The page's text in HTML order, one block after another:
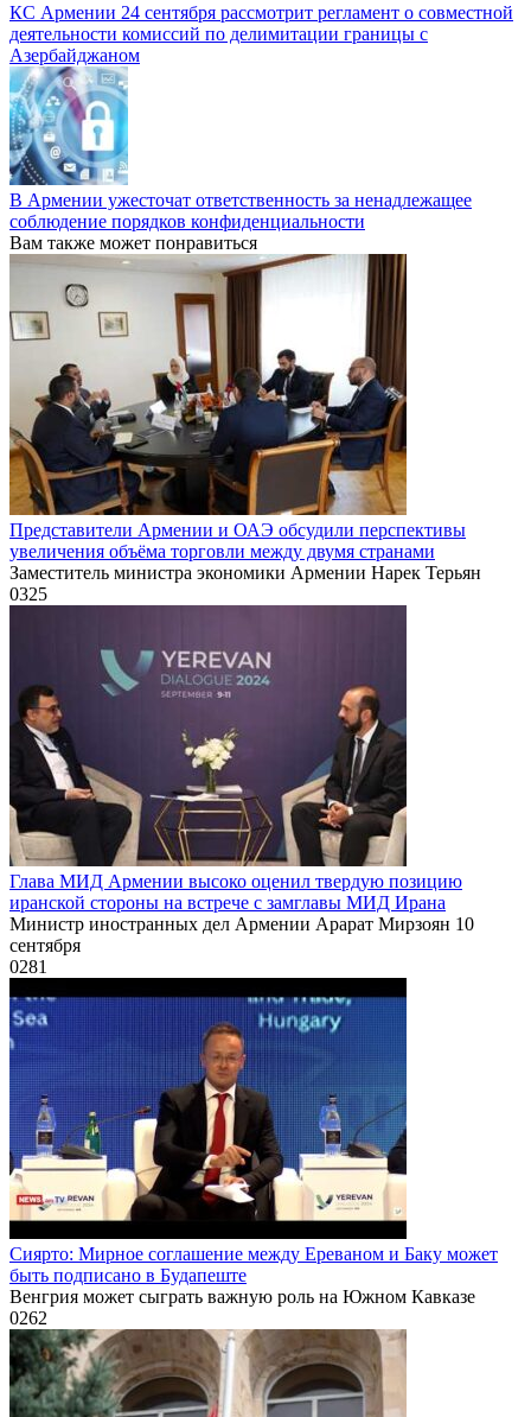
КС Армении 24 сентября рассмотрит регламент о совместной
деятельности комиссий по делимитации границы с
Азербайджаном
В Армении ужесточат ответственность за ненадлежащее
соблюдение порядков конфиденциальности
Вам также может понравиться
Представители Армении и ОАЭ обсудили перспективы
увеличения объёма торговли между двумя странами
Заместитель министра экономики Армении Нарек Терьян
0325
Глава МИД Армении высоко оценил твердую позицию
иранской стороны на встрече с замглавы МИД Ирана
Министр иностранных дел Армении Арарат Мирзоян 10
сентября
0281
Сиярто: Мирное соглашение между Ереваном и Баку может
быть подписано в Будапеште
Венгрия может сыграть важную роль на Южном Кавказе
0262